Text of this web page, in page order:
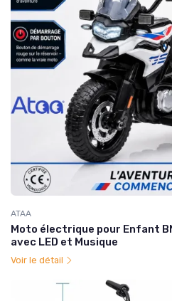
ATAA
Moto électrique pour Enfant
avec LED et Musique
Voir le détail